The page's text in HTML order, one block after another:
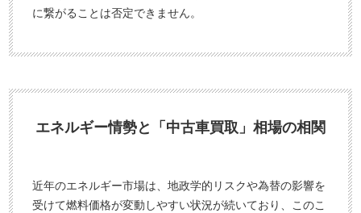
に繋がることは否定できません。
エネルギー情勢と「中古車買取」相場の相関
近年のエネルギー市場は、地政学的リスクや為替の影響を
受けて燃料価格が変動しやすい状況が続いており、このこ